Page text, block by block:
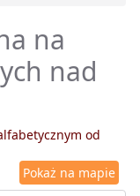
na
nad
od
Pokaż na mapie